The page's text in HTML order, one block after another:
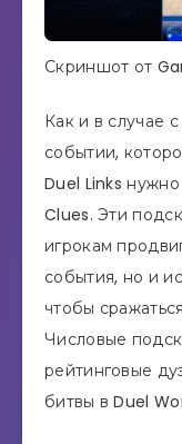
Скриншот от
Как и в случае
событии,
Duel Links
Clues. Эти
игрокам
события, но и
чтобы
Числовые
рейтинговые
битвы в Duel